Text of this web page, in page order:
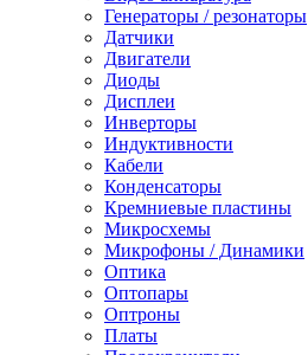
Генераторы / резонаторы
Датчики
Двигатели
Диоды
Дисплеи
Инверторы
Индуктивности
Кабели
Конденсаторы
Кремниевые пластины
Микросхемы
Микрофоны / Динамики
Оптика
Оптопары
Оптроны
Платы